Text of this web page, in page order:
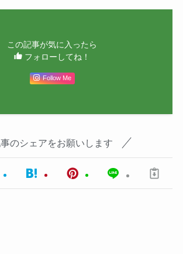
この記事が気に入ったら
フォローしてね！
Follow Me
のシェアをお願いします